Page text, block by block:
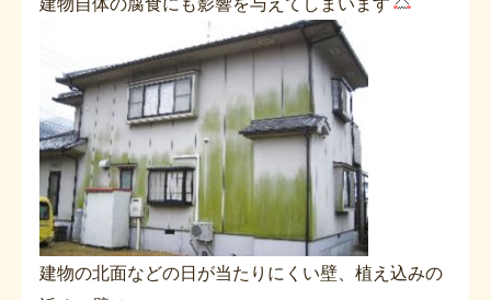
建物の北面などの日が当たりにくい壁、植え込みの